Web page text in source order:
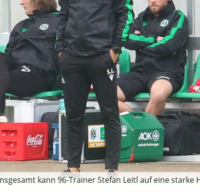
kann 96-Trainer Stefan Leitl auf eine starke